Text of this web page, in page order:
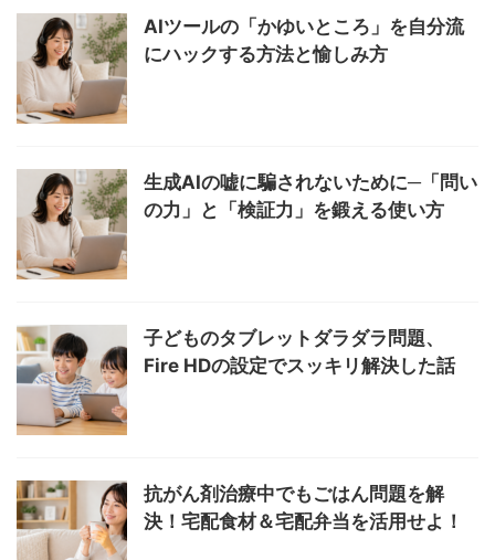
AIツールの「かゆいところ」を自分流
にハックする方法と愉しみ方
生成AIの嘘に騙されないために─「問い
の力」と「検証力」を鍛える使い方
子どものタブレットダラダラ問題、
Fire HDの設定でスッキリ解決した話
抗がん剤治療中でもごはん問題を解
決！宅配食材＆宅配弁当を活用せよ！